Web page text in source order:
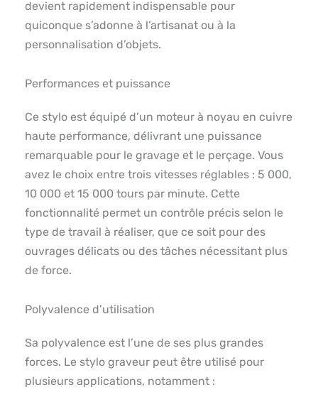
devient rapidement indispensable pour
quiconque s’adonne à l’artisanat ou à la
personnalisation d’objets.
Performances et puissance
Ce stylo est équipé d’un moteur à noyau en cuivre
haute performance, délivrant une puissance
remarquable pour le gravage et le perçage. Vous
avez le choix entre trois vitesses réglables : 5 000,
10 000 et 15 000 tours par minute. Cette
fonctionnalité permet un contrôle précis selon le
type de travail à réaliser, que ce soit pour des
ouvrages délicats ou des tâches nécessitant plus
de force.
Polyvalence d’utilisation
Sa polyvalence est l’une de ses plus grandes
forces. Le stylo graveur peut être utilisé pour
plusieurs applications, notamment :